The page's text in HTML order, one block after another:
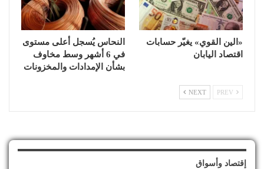
«الين القوي» يغيّر حسابات
اقتصاد اليابان
النحاس يُسجل أعلى مستوى
في 6 أشهر وسط مخاوف
بشأن الإمدادات والمخزونات
NEXT
إقتصاد وأسواق